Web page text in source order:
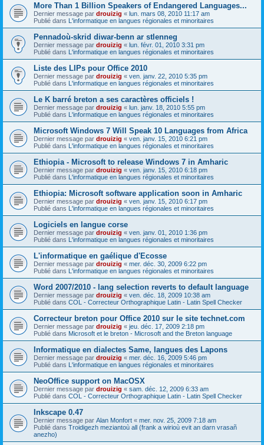
More Than 1 Billion Speakers of Endangered Languages...
Dernier message par drouizig « lun. mars 08, 2010 11:17 am
Publié dans L'informatique en langues régionales et minoritaires
Pennadoù-skrid diwar-benn ar stlenneg
Dernier message par drouizig « lun. févr. 01, 2010 3:31 pm
Publié dans L'informatique en langues régionales et minoritaires
Liste des LIPs pour Office 2010
Dernier message par drouizig « ven. janv. 22, 2010 5:35 pm
Publié dans L'informatique en langues régionales et minoritaires
Le K barré breton a ses caractères officiels !
Dernier message par drouizig « lun. janv. 18, 2010 5:55 pm
Publié dans L'informatique en langues régionales et minoritaires
Microsoft Windows 7 Will Speak 10 Languages from Africa
Dernier message par drouizig « ven. janv. 15, 2010 6:21 pm
Publié dans L'informatique en langues régionales et minoritaires
Ethiopia - Microsoft to release Windows 7 in Amharic
Dernier message par drouizig « ven. janv. 15, 2010 6:18 pm
Publié dans L'informatique en langues régionales et minoritaires
Ethiopia: Microsoft software application soon in Amharic
Dernier message par drouizig « ven. janv. 15, 2010 6:17 pm
Publié dans L'informatique en langues régionales et minoritaires
Logiciels en langue corse
Dernier message par drouizig « ven. janv. 01, 2010 1:36 pm
Publié dans L'informatique en langues régionales et minoritaires
L'informatique en gaélique d'Ecosse
Dernier message par drouizig « mer. déc. 30, 2009 6:22 pm
Publié dans L'informatique en langues régionales et minoritaires
Word 2007/2010 - lang selection reverts to default language
Dernier message par drouizig « ven. déc. 18, 2009 10:38 am
Publié dans COL - Correcteur Orthographique Latin - Latin Spell Checker
Correcteur breton pour Office 2010 sur le site technet.com
Dernier message par drouizig « jeu. déc. 17, 2009 2:18 pm
Publié dans Microsoft et le breton - Microsoft and the Breton language
Informatique en dialectes Same, langues des Lapons
Dernier message par drouizig « mer. déc. 16, 2009 5:46 pm
Publié dans L'informatique en langues régionales et minoritaires
NeoOffice support on MacOSX
Dernier message par drouizig « sam. déc. 12, 2009 6:33 am
Publié dans COL - Correcteur Orthographique Latin - Latin Spell Checker
Inkscape 0.47
Dernier message par Alan Monfort « mer. nov. 25, 2009 7:18 am
Publié dans Troidigezh meziantoù all (frank a wirioù evit an darn vrasañ
anezho)